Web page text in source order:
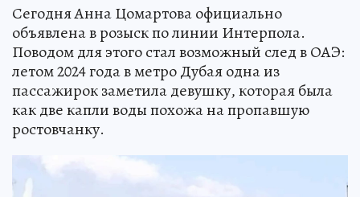
Сегодня Анна Цомартова официально
объявлена в розыск по линии Интерпола.
Поводом для этого стал возможный след в ОАЭ:
летом 2024 года в метро Дубая одна из
пассажирок заметила девушку, которая была
как две капли воды похожа на пропавшую
ростовчанку.